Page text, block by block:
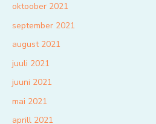
oktoober 2021
september 2021
august 2021
juuli 2021
juuni 2021
mai 2021
aprill 2021